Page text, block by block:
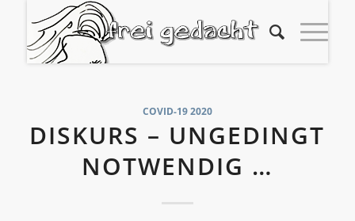
COVID-19 2020
DISKURS – UNGEDINGT
NOTWENDIG …